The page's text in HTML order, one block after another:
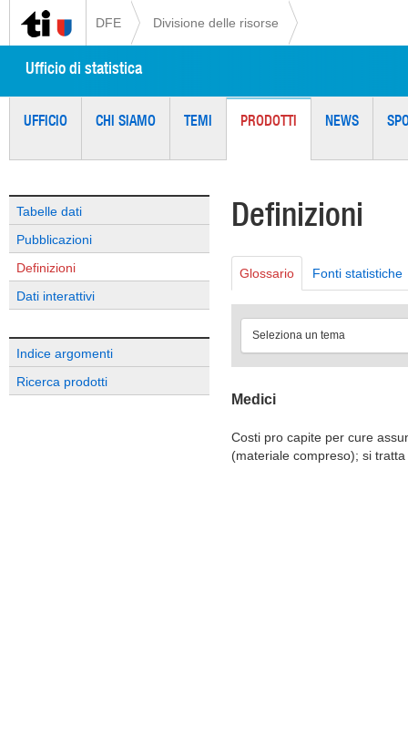
DFE Divisione delle risorse
Ufficio di statistica
UFFICIO CHI SIAMO TEMI PRODOTTI NEWS
Tabelle dati
Pubblicazioni
Definizioni
Dati interattivi
Indice argomenti
Ricerca prodotti
Definizioni
Glossario Fonti statistiche
Seleziona un tema
Medici
Costi pro capite per cure
(materiale compreso); si